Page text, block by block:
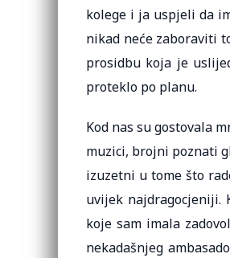
kolege i ja uspjeli da
nikad neće zaboraviti
prosidbu koja je
proteklo po planu.
Kod nas su gostovala
muzici, brojni poznati
izuzetni u tome što
uvijek najdragocjeniji.
koje sam imala
nekadašnjeg